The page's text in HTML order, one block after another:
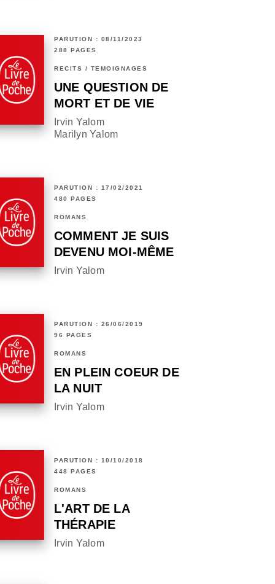
PARUTION : 08/11/2023
288 PAGES
RÉCITS / TÉMOIGNAGES
UNE QUESTION DE
MORT ET DE VIE
Irvin Yalom
Marilyn Yalom
PARUTION : 17/02/2021
480 PAGES
ROMANS
COMMENT JE SUIS
DEVENU MOI-MÊME
Irvin Yalom
PARUTION : 26/06/2019
96 PAGES
ROMANS
EN PLEIN COEUR DE
LA NUIT
Irvin Yalom
PARUTION : 10/10/2018
448 PAGES
ROMANS
L'ART DE LA
THÉRAPIE
Irvin Yalom